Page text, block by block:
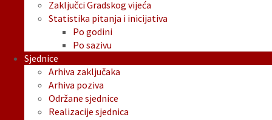
Zaključci Gradskog vijeća
Statistika pitanja i inicijativa
Po godini
Po sazivu
Sjednice
Arhiva zaključaka
Arhiva poziva
Održane sjednice
Realizacije sjednica